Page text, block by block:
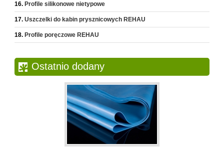
Profile silikonowe nietypowe
Uszczelki do kabin prysznicowych REHAU
Profile poręczowe REHAU
Ostatnio dodany